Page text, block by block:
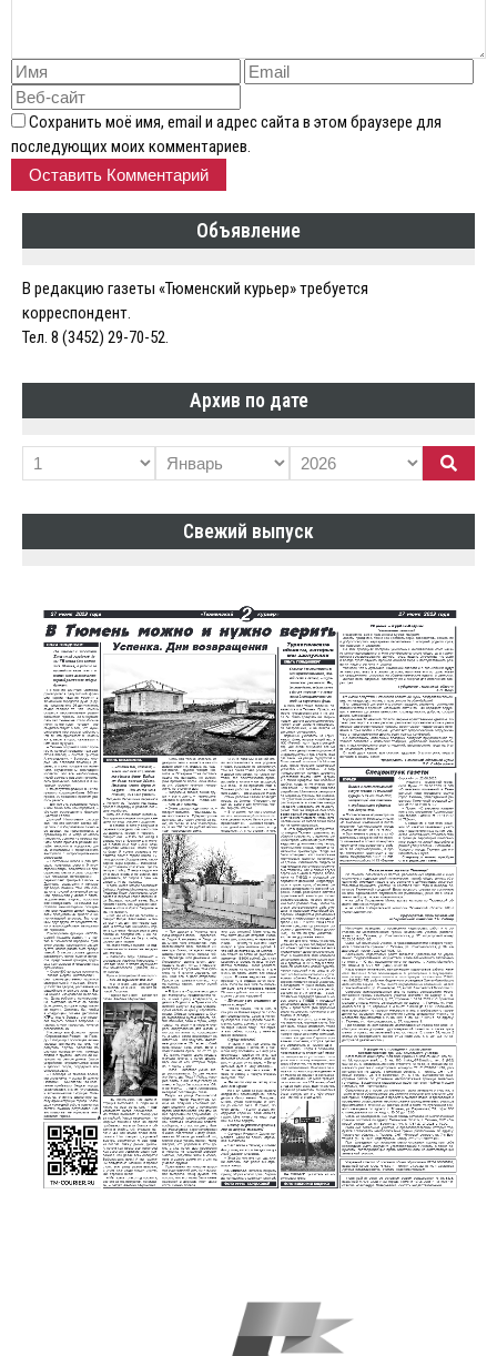
Сохранить моё имя, email и адрес сайта в этом браузере для
последующих моих комментариев.
Объявление
В редакцию газеты «Тюменский курьер» требуется
корреспондент.
Тел. 8 (3452) 29-70-52.
Архив по дате
Свежий выпуск